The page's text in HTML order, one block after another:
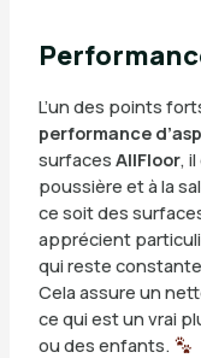
L’un des points
performance
surfaces AllFloor,
poussière et à la
ce soit des
apprécient
qui reste
Cela assure un
ce qui est un vrai
ou des enfants.